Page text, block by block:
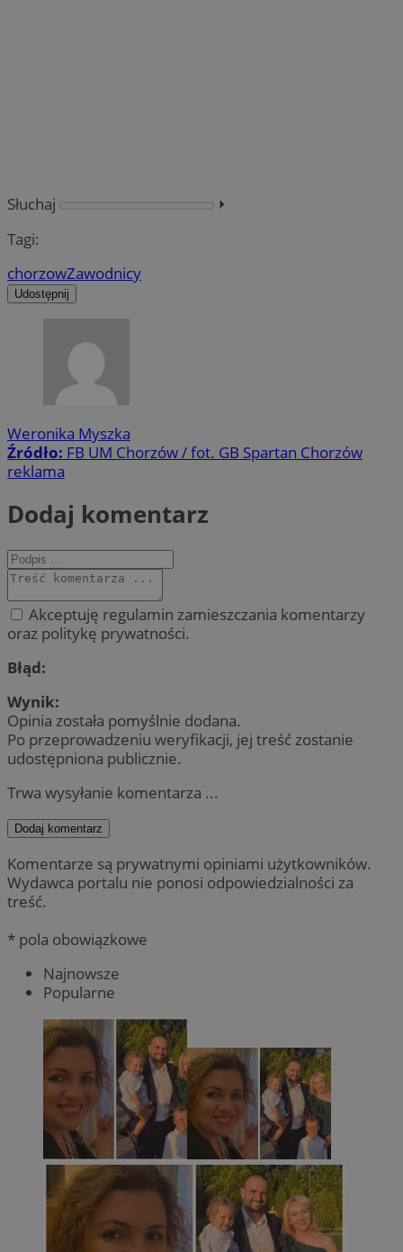
Słuchaj
⏵︎
Tagi:
chorzowZawodnicy
Udostępnij
Weronika Myszka
Źródło: FB UM Chorzów / fot. GB Spartan Chorzów
reklama
Dodaj komentarz
Akceptuję regulamin zamieszczania komentarzy
oraz politykę prywatności.
Błąd:
Wynik:
Opinia została pomyślnie dodana.
Po przeprowadzeniu weryfikacji, jej treść zostanie
udostępniona publicznie.
Trwa wysyłanie komentarza ...
Dodaj komentarz
Komentarze są prywatnymi opiniami użytkowników.
Wydawca portalu nie ponosi odpowiedzialności za
treść.
* pola obowiązkowe
Najnowsze
Popularne